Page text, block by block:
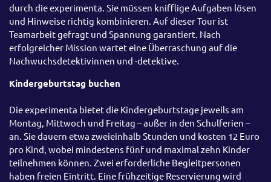
durch die experimenta. Sie müssen knifflige Aufgaben lösen
und Hinweise richtig kombinieren. Auf dieser Tour ist
Teamarbeit gefragt und Spannung garantiert. Nach
erfolgreicher Mission wartet eine Überraschung auf die
Nachwuchsdetektivinnen und -detektive.
Kindergeburtstag buchen
Die experimenta bietet die Kindergeburtstage jeweils am
Montag, Mittwoch und Freitag – außer in den Schulferien –
an. Sie dauern etwa zweieinhalb Stunden und kosten 12 Euro
pro Kind, wobei mindestens fünf und maximal zehn Kinder
teilnehmen können. Zwei erforderliche Begleitpersonen
haben freien Eintritt. Eine frühzeitige Reservierung wird